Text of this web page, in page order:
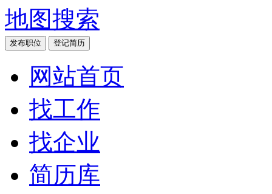
地图搜索
发布职位 登记简历
网站首页
找工作
找企业
简历库